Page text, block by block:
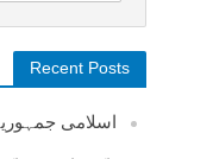
Recent Posts
اسلامی